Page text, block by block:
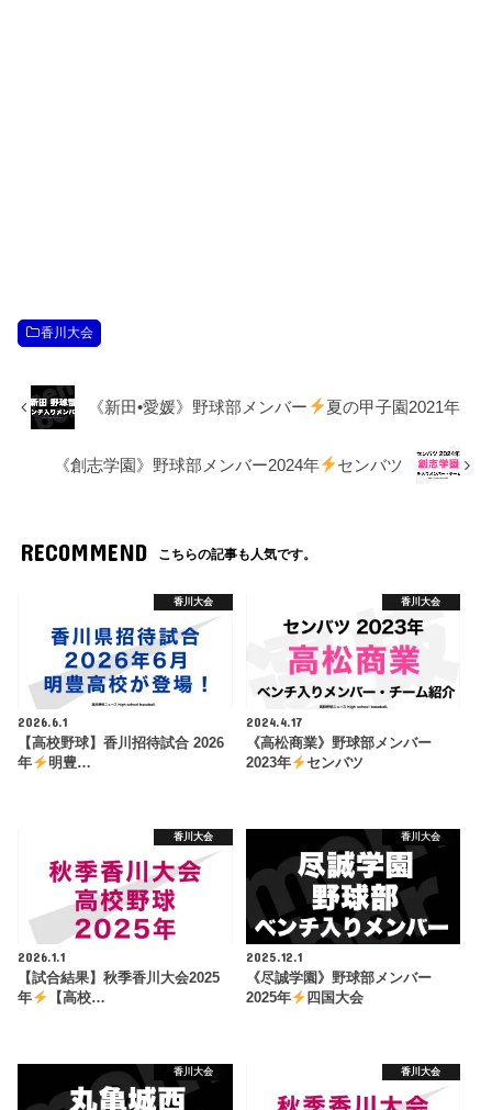
香川大会
《新田•愛媛》野球部メンバー 夏の甲子園2021年
《創志学園》野球部メンバー2024年 センバツ
RECOMMEND こちらの記事も人気です。
香川大会
2026.6.1
【高校野球】香川招待試合 2026
年
明豊…
香川大会
2024.4.17
《高松商業》野球部メンバー
2023年
センバツ
香川大会
2026.1.1
【試合結果】秋季香川大会2025
年
【高校…
香川大会
2025.12.1
《尽誠学園》野球部メンバー
2025年
四国大会
香川大会 香川大会